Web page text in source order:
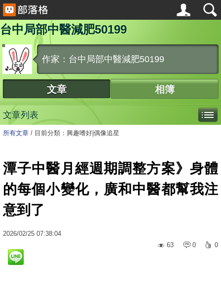
台中局部中醫減肥50199
作家：台中局部中醫減肥50199
文章 相簿
文章列表
所有文章 / 目前分類：興趣嗜好|偶像追星
潭子中醫月經週期調整方案》身體
的每個小變化，廣和中醫都幫我注
意到了
2026/02/25 07:38:04
63
0 0